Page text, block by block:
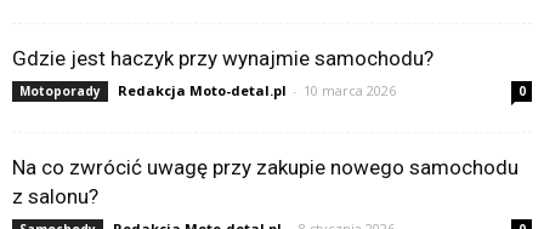
Gdzie jest haczyk przy wynajmie samochodu?
Motoporady Redakcja Moto-detal.pl - 10 marca 2026 0
Na co zwrócić uwagę przy zakupie nowego samochodu
z salonu?